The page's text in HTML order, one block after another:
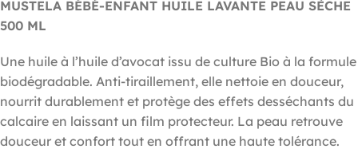
MUSTELA BÉBÉ-ENFANT HUILE LAVANTE PEAU SÈCHE
500 ML
Une huile à l’huile d’avocat issu de culture Bio à la formule
biodégradable. Anti-tiraillement, elle nettoie en douceur,
nourrit durablement et protège des effets desséchants du
calcaire en laissant un film protecteur. La peau retrouve
douceur et confort tout en offrant une haute tolérance.